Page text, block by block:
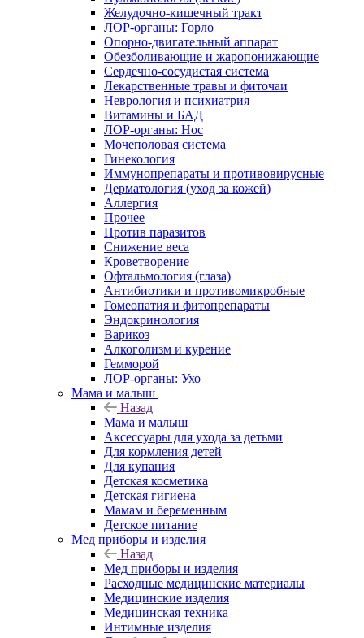
Желудочно-кишечный тракт
ЛОР-органы: Горло
Опорно-двигательный аппарат
Обезболивающие и жаропонижающие
Сердечно-сосудистая система
Лекарственные травы и фиточаи
Неврология и психиатрия
Витамины и БАД
ЛОР-органы: Нос
Мочеполовая система
Гинекология
Иммунопрепараты и противовирусные
Дерматология (уход за кожей)
Аллергия
Прочее
Против паразитов
Снижение веса
Кроветворение
Офтальмология (глаза)
Антибиотики и противомикробные
Гомеопатия и фитопрепараты
Эндокринология
Варикоз
Алкоголизм и курение
Гемморой
ЛОР-органы: Ухо
Мама и малыш
Назад
Мама и малыш
Аксессуары для ухода за детьми
Для кормления детей
Для купания
Детская косметика
Детская гигиена
Мамам и беременным
Детское питание
Мед приборы и изделия
Назад
Мед приборы и изделия
Расходные медицинские материалы
Медицинские изделия
Медицинская техника
Интимные изделия